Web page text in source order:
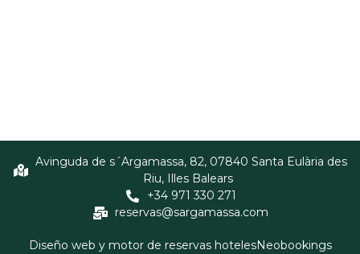
Avinguda de s´Argamassa, 82, 07840 Santa Eulària des
Riu, Illes Balears
+34 971 330 271
reservas@sargamassa.com
Diseño web y motor de reservas hotelesNeobookings